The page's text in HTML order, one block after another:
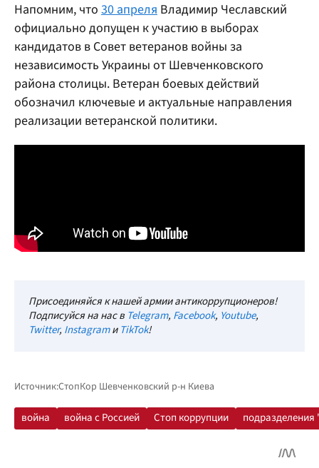
Напомним, что 30 апреля Владимир Чеславский
официально допущен к участию в выборах
кандидатов в Совет ветеранов войны за
независимость Украины от Шевченковского
района столицы. Ветеран боевых действий
обозначил ключевые и актуальные направления
реализации ветеранской политики.
Присоединяйся к нашей армии антикоррупционеров!
Подписуйся на нас в Telegram, Facebook, Youtube,
Twitter, InstagramиTikTok!
Источник:СтопКор Шевченковский р-н Киева
война война с Россией Стоп коррупции